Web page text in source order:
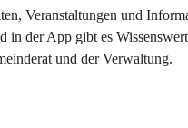
Veranstaltungen und
der App gibt es
und der Verwaltung.